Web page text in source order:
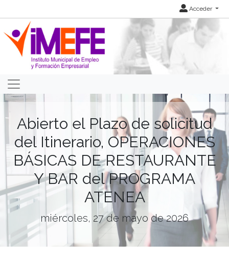
Acceder
Abierto el Plazo de solicitud
del Itinerario, OPERACIONES
BÁSICAS DE RESTAURANTE
Y BAR del PROGRAMA
ATENEA
miércoles, 27 de mayo de 2026